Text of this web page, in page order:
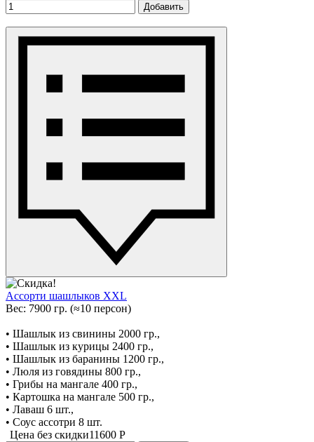
Добавить
Ассорти шашлыков XXL
Вес: 7900 гр. (≈10 персон)
• Шашлык из свинины 2000 гр.,
• Шашлык из курицы 2400 гр.,
• Шашлык из баранины 1200 гр.,
• Люля из говядины 800 гр.,
• Грибы на мангале 400 гр.,
• Картошка на мангале 500 гр.,
• Лаваш 6 шт.,
• Соус ассотри 8 шт.
Цена без скидки11600 P